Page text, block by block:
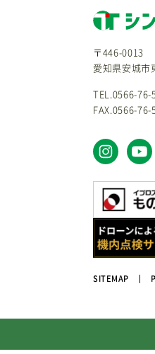
〒446-0013
愛知県安城市
TEL.0566-76-
FAX.0566-76-
SITEMAP